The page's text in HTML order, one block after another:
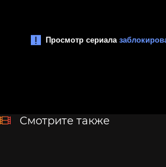
Смотрите также